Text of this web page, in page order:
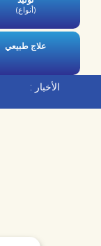
(أنواع)
علاج طبيعي
الأخبار :